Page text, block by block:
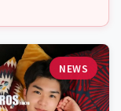
NEWS